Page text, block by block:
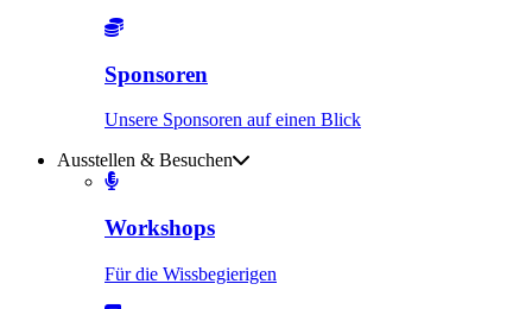
Sponsoren
Unsere Sponsoren auf einen Blick
Ausstellen & Besuchen
Workshops
Für die Wissbegierigen